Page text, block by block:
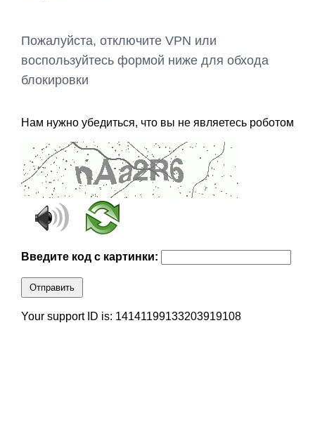
Пожалуйста, отключите VPN или
воспользуйтесь формой ниже для обхода
блокировки
Нам нужно убедиться, что вы не являетесь роботом
Введите код с картинки:
Отправить
Your support ID is: 14141199133203919108